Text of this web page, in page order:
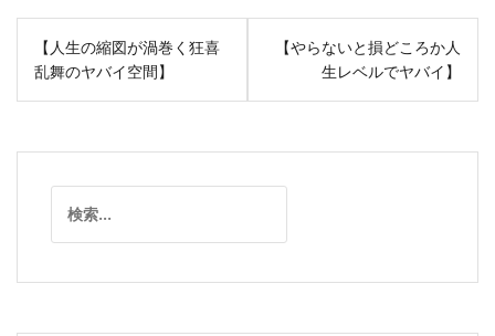
投
稿
ナ
ゲ
ン
【人生の縮図が渦巻く狂喜
乱舞のヤバイ空間】
【やらないと損どころか人
生レベルでヤバイ】
索: